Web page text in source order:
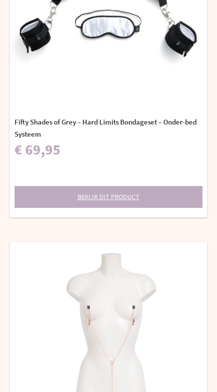
Fifty Shades of Grey – Hard Limits Bondageset – Onder-bed
Systeem
€ 69,95
BEKIJK DIT PRODUCT